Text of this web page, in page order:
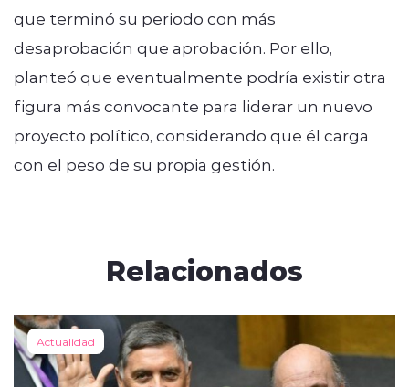
que terminó su periodo con más
desaprobación que aprobación. Por ello,
planteó que eventualmente podría existir otra
figura más convocante para liderar un nuevo
proyecto político, considerando que él carga
con el peso de su propia gestión.
Relacionados
Actualidad